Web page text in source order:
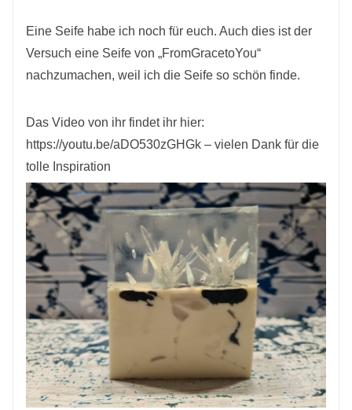
Eine Seife habe ich noch für euch. Auch dies ist der
Versuch eine Seife von „FromGracetoYou“
nachzumachen, weil ich die Seife so schön finde.
Das Video von ihr findet ihr hier:
https://youtu.be/aDO530zGHGk – vielen Dank für die
tolle Inspiration